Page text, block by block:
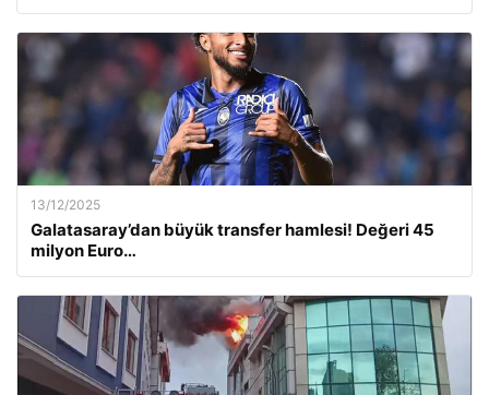
13/12/2025
Galatasaray’dan büyük transfer hamlesi! Değeri 45
milyon Euro…